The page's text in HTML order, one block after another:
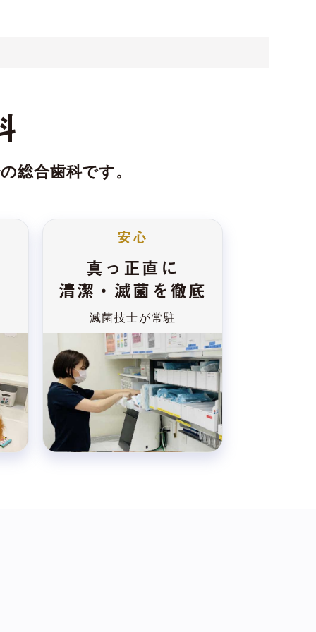
総合歯科です。
安心
真っ正直に
清潔・滅菌を徹底
滅菌技士が常駐